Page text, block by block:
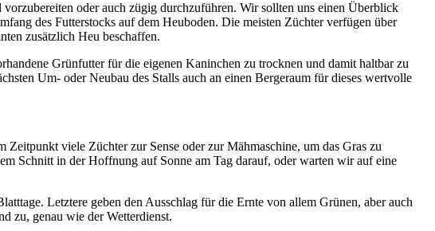
oder auch zügig durchzuführen. Wir sollten uns einen Überblick
des Futterstocks auf dem Heuboden. Die meisten Züchter verfügen über
zusätzlich Heu beschaffen.
Grünfutter für die eigenen Kaninchen zu trocknen und damit haltbar zu
Um- oder Neubau des Stalls auch an einen Bergeraum für dieses wertvolle
viele Züchter zur Sense oder zur Mähmaschine, um das Gras zu
Schnitt in der Hoffnung auf Sonne am Tag darauf, oder warten wir auf eine
Letztere geben den Ausschlag für die Ernte von allem Grünen, aber auch
zu, genau wie der Wetterdienst.